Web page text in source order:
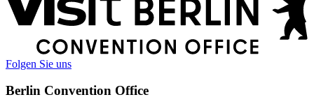
Weitere
Informationen
Folgen Sie uns
Berlin Convention Office